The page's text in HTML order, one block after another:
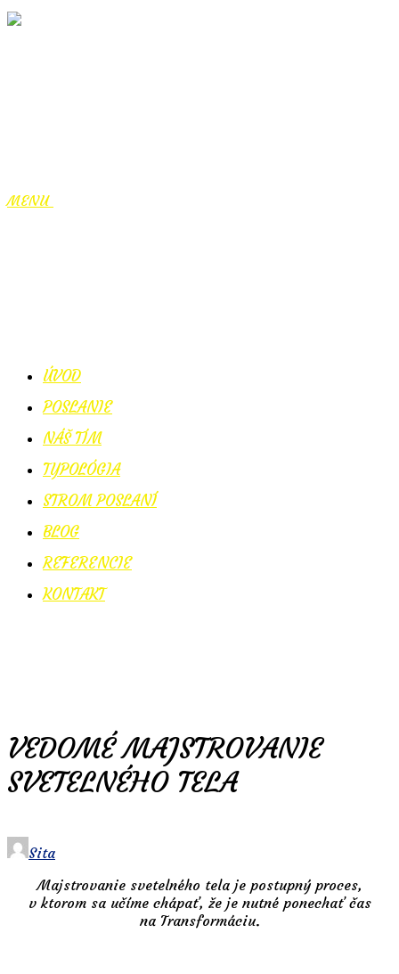
MENU
ÚVOD
POSLANIE
NÁŠ TÍM
TYPOLÓGIA
STROM POSLANÍ
BLOG
REFERENCIE
KONTAKT
VEDOMÉ MAJSTROVANIE
SVETELNÉHO TELA
Sita
Majstrovanie svetelného tela je postupný proces,
v ktorom sa učíme chápať, že je nutné ponechať čas
na Transformáciu.